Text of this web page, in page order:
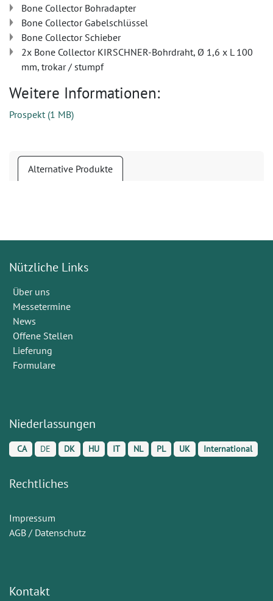
Bone Collector Bohradapter
Bone Collector Gabelschlüssel
Bone Collector Schieber
2x Bone Collector KIRSCHNER-Bohrdraht, Ø 1,6 x L 100
mm, trokar / stumpf
Weitere Informationen:
Prospekt(1 MB)
Alternative Produkte
Nützliche Links
Über uns
Messetermine
News
Offene Stellen
Lieferung
Formulare
Niederlassungen
CA DE DK HU IT NL PL UK International
Rechtliches
Impressum
AGB / Datenschutz
Kontakt